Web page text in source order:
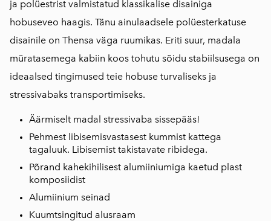
ja polüestrist valmistatud klassikalise disainiga
hobuseveo haagis. Tänu ainulaadsele polüesterkatuse
disainile on Thensa väga ruumikas. Eriti suur, madala
müratasemega kabiin koos tohutu sõidu stabiilsusega on
ideaalsed tingimused teie hobuse turvaliseks ja
stressivabaks transportimiseks.
Äärmiselt madal stressivaba sissepääs!
Pehmest libisemisvastasest kummist kattega
tagaluuk. Libisemist takistavate ribidega.
Põrand kahekihilisest alumiiniumiga kaetud plast
komposiidist
Alumiinium seinad
Kuumtsingitud alusraam